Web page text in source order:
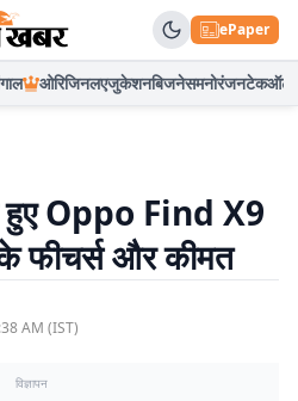
ePaper
ओरिजिनलएजुकेशनबिजनेसमनोरंजनटेकऑटो
हुए Oppo Find X9
और कीमत
AM (IST)
विज्ञापन